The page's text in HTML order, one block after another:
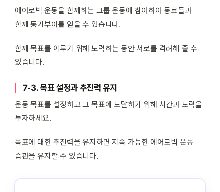
에어로빅 운동을 함께하는 그룹 운동에 참여하여 동료들과
함께 동기부여를 얻을 수 있습니다.
함께 목표를 이루기 위해 노력하는 동안 서로를 격려해 줄 수
있습니다.
7-3. 목표 설정과 추진력 유지
운동 목표를 설정하고 그 목표에 도달하기 위해 시간과 노력을
투자하세요.
목표에 대한 추진력을 유지하면 지속 가능한 에어로빅 운동
습관을 유지할 수 있습니다.